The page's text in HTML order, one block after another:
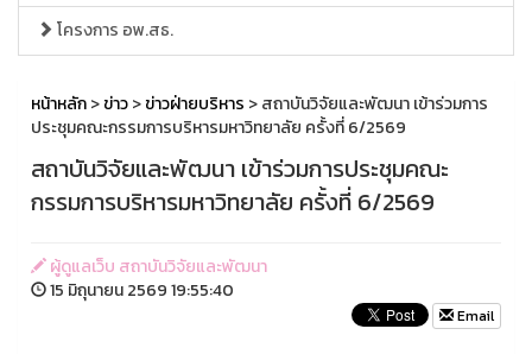
โครงการ อพ.สธ.
หน้าหลัก>ข่าว>ข่าวฝ่ายบริหาร > สถาบันวิจัยและพัฒนา เข้าร่วมการ
ประชุมคณะกรรมการบริหารมหาวิทยาลัย ครั้งที่ 6/2569
สถาบันวิจัยและพัฒนา เข้าร่วมการประชุมคณะ
กรรมการบริหารมหาวิทยาลัย ครั้งที่ 6/2569
ผู้ดูแลเว็บ สถาบันวิจัยและพัฒนา
15 มิถุนายน 2569 19:55:40
Email